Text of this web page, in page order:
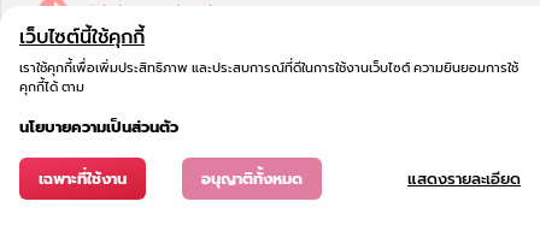
petchchompoojewelry
petchchompoo jewelry
เว็บไซต์นี้ใช้คุกกี้
เราใช้คุกกี้เพื่อเพิ่มประสิทธิภาพ และประสบการณ์ที่ดีในการใช้งานเว็บไซต์ ความยินยอมการใช้
คุกกี้ได้ ตาม
นโยบายความเป็นส่วนตัว
เฉพาะที่ใช้งาน อนุญาติทั้งหมด แสดงรายละเอียด